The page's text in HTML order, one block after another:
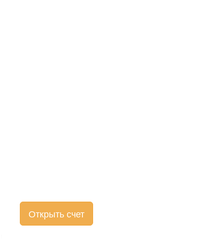
Открыть счет